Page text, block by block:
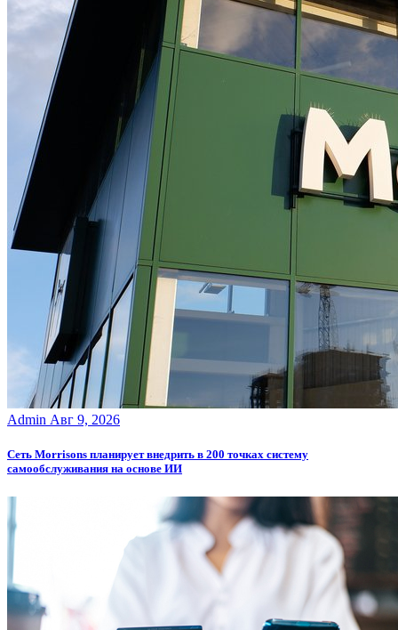
Admin Авг 9, 2026
Сеть Morrisons планирует внедрить в 200 точках систему
самообслуживания на основе ИИ